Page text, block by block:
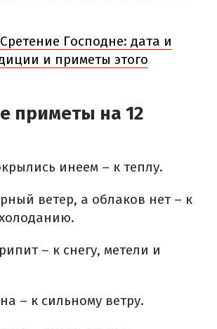
Сретение Господне: дата и
и приметы этого
приметы на 12
инеем – к теплу.
ветер, а облаков нет – к
– к снегу, метели и
– к сильному ветру.